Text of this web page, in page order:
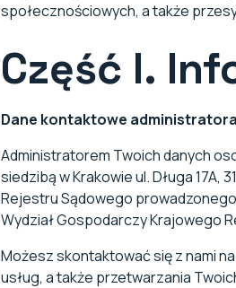
społecznościowych, a także
Część I.
Dane kontaktowe
Administratorem Twoich danych
siedzibą w Krakowie ul. Długa
Rejestru Sądowego prowadzonego
Wydział Gospodarczy Krajowego
Możesz skontaktować się z nami
usług, a także przetwarzania